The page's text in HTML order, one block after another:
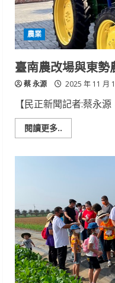
鮮
農業
臺南農改場與東勢
蔡 永源 2025 年 11 月
【民正新聞記者:蔡永
閱讀更多..
more
東
勢
農
友
共
創
省
工
新
局